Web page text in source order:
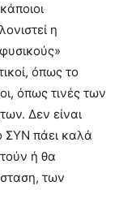
η
όπως το
όπως τινές των
Δεν είναι
ΣΥΝ πάει καλά
ή θα
των